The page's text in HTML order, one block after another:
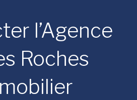
l’Agence
Roches